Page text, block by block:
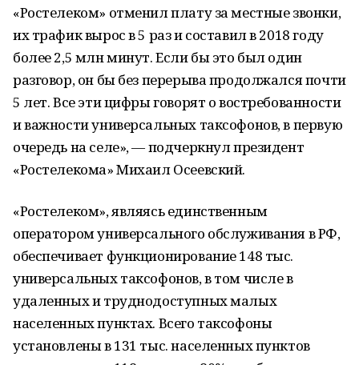
«Ростелеком» отменил плату за местные звонки,
их трафик вырос в 5 раз и составил в 2018 году
более 2,5 млн минут. Если бы это был один
разговор, он бы без перерыва продолжался почти
5 лет. Все эти цифры говорят о востребованности
и важности универсальных таксофонов, в первую
очередь на селе», — подчеркнул президент
«Ростелекома» Михаил Осеевский.
«Ростелеком», являясь единственным
оператором универсального обслуживания в РФ,
обеспечивает функционирование 148 тыс.
универсальных таксофонов, в том числе в
удаленных и труднодоступных малых
населенных пунктах. Всего таксофоны
установлены в 131 тыс. населенных пунктов